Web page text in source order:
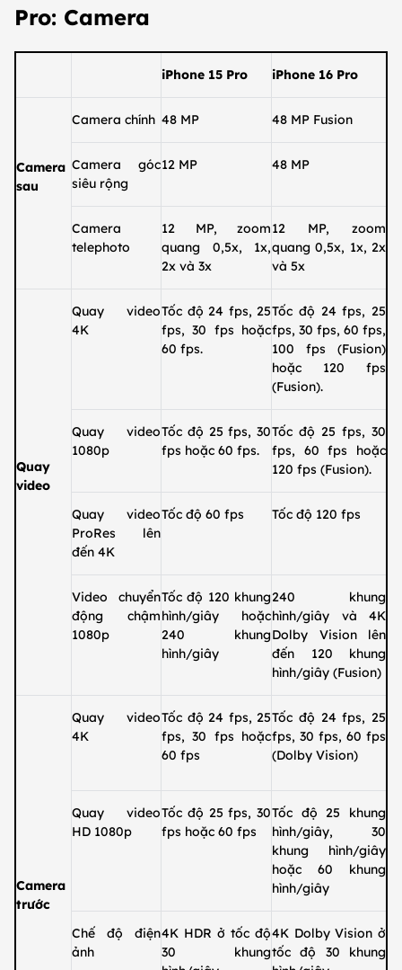
Pro: Camera
iPhone 15 Pro iPhone 16 Pro
Camera
sau
Camera chính 48 MP 48 MP Fusion
Camera góc
siêu rộng
12 MP 48 MP
Camera
telephoto
12 MP, zoom
quang 0,5x, 1x,
2x và 3x
12 MP, zoom
quang 0,5x, 1x, 2x
và 5x
Quay
video
Quay video
4K
Tốc độ 24 fps, 25
fps, 30 fps hoặc
60 fps.
Tốc độ 24 fps, 25
fps, 30 fps, 60 fps,
100 fps (Fusion)
hoặc 120 fps
(Fusion).
Quay video
1080p
Tốc độ 25 fps, 30
fps hoặc 60 fps.
Tốc độ 25 fps, 30
fps, 60 fps hoặc
120 fps (Fusion).
Quay video
ProRes lên
đến 4K
Tốc độ 60 fps Tốc độ 120 fps
Video chuyển
động chậm
1080p
Tốc độ 120 khung
hình/giây hoặc
240 khung
hình/giây
240 khung
hình/giây và 4K
Dolby Vision lên
đến 120 khung
hình/giây (Fusion)
Camera
trước
Quay video
4K
Tốc độ 24 fps, 25
fps, 30 fps hoặc
60 fps
Tốc độ 24 fps, 25
fps, 30 fps, 60 fps
(Dolby Vision)
Quay video
HD 1080p
Tốc độ 25 fps, 30
fps hoặc 60 fps
Tốc độ 25 khung
hình/giây, 30
khung hình/giây
hoặc 60 khung
hình/giây
Chế độ điện
ảnh
4K HDR ở tốc độ
30 khung
4K Dolby Vision ở
tốc độ 30 khung